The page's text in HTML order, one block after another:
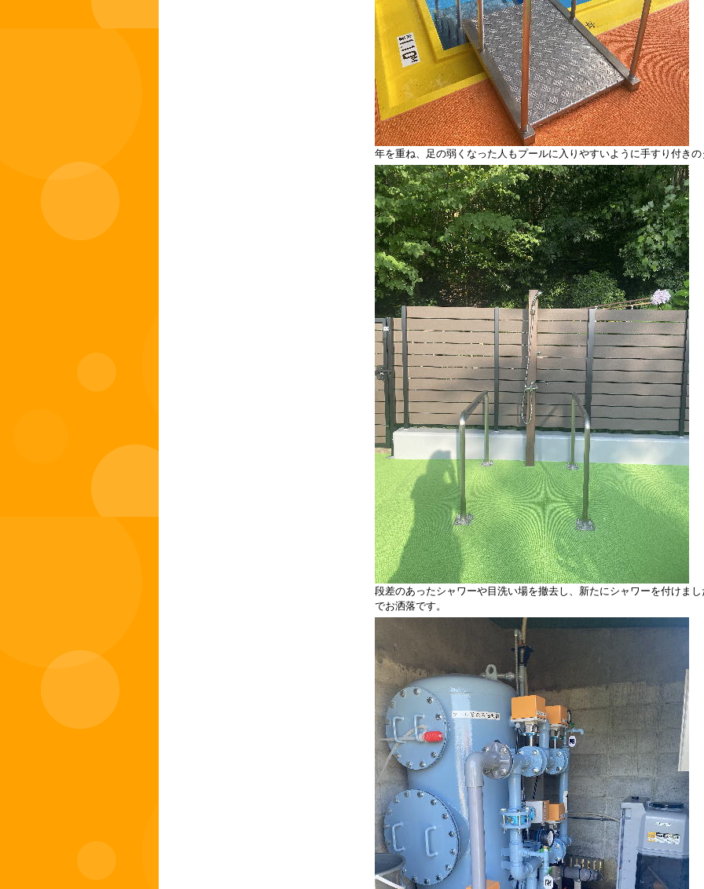
年を重ね、足の弱くなった人もプールに入りやすいように手すり付き
段差のあったシャワーや目洗い場を撤去し、新たにシャワーを付けま
でお洒落です。